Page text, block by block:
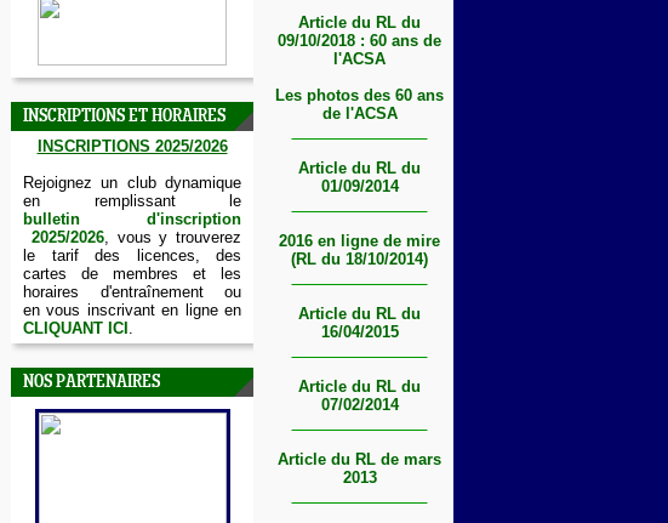
INSCRIPTIONS ET HORAIRES
INSCRIPTIONS 2025/2026
Rejoignez un club dynamique
en remplissant le
bulletin d'inscription
2025/2026, vous y trouverez
le tarif des licences, des
cartes de membres et les
horaires d'entraînement ou
en vous inscrivant en ligne en
CLIQUANT ICI .
NOS PARTENAIRES
Article du RL du
09/10/2018 : 60 ans de
l'ACSA
Les photos des 60 ans
de l'ACSA
Article du RL du
01/09/2014
2016 en ligne de mire
(RL du 18/10/2014)
Article du RL du
16/04/2015
Article du RL du
07/02/2014
Article du RL de mars
2013